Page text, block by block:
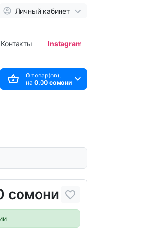
Личный кабинет
Контакты Instagram
0товар(ов),
на 0.00 сомони
сомони